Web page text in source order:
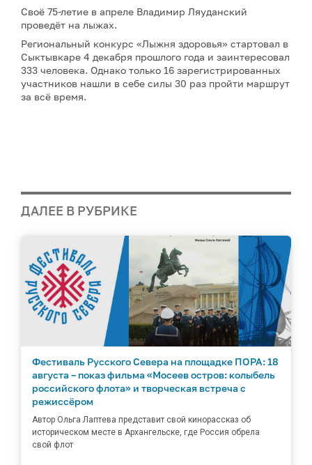
Своё 75-летие в апреле Владимир Ляуданский
проведёт на лыжах.
Региональный конкурс «Лыжня здоровья» стартовал в
Сыктывкаре 4 декабря прошлого года и заинтересовал
333 человека. Однако только 16 зарегистрированных
участников нашли в себе силы 30 раз пройти маршрут
за всё время.
ДАЛЕЕ В РУБРИКЕ
Фестиваль Русского Севера на площадке ПОРА: 18
августа – показ фильма «Мосеев остров: колыбель
российского флота» и творческая встреча с
режиссёром
Автор Ольга Лаптева представит свой кинорассказ об
историческом месте в Архангельске, где Россия обрела
свой флот